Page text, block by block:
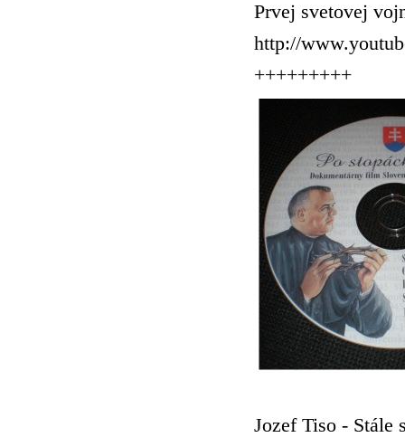
Prvej svetovej
http://
+++++++++
Jozef Tiso - Stále